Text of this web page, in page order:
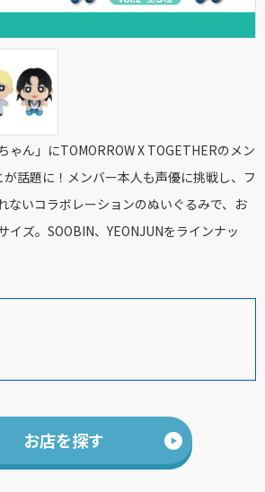
ゃん」にTOMORROW X TOGETHERのメン
話題に！メンバー本人も声優に挑戦し、フ
ないコラボレーションのぬいぐるみで、お
イズ。SOOBIN、YEONJUNをラインナッ
お店を探す